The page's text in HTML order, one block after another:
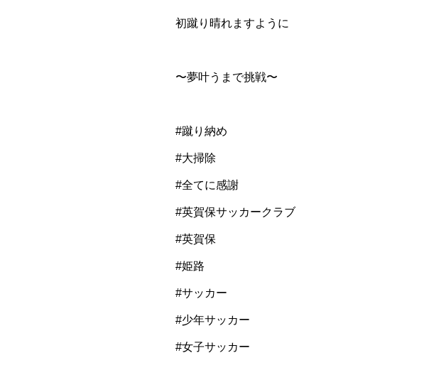
初蹴り晴れますように
⁡〜夢叶うまで挑戦〜
#蹴り納め
#大掃除
#全てに感謝
#英賀保サッカークラブ
#英賀保
#姫路
#サッカー
#少年サッカー
#女子サッカー